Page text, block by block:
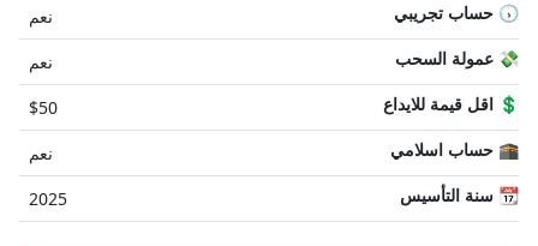
نعم 🕠 حساب تجريبي
نعم 💸 عمولة السحب
$50 💲 اقل قيمة للايداع
نعم 🕋 حساب اسلامي
2025 📆 سنة التأسيس